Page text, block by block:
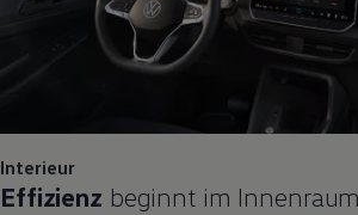
Interieur
Effizienz beginnt im Innenraum